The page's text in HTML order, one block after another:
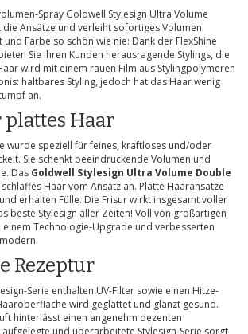
Spray Goldwell Stylesign Ultra Volume
Ansätze und verleiht sofortiges Volumen.
und Farbe so schön wie nie: Dank der FlexShine
Sie Ihren Kunden herausragende Stylings, die
wird mit einem rauen Film aus Stylingpolymeren
haltbares Styling, jedoch hat das Haar wenig
an.
Haar
wurde speziell für feines, kraftloses und/oder
Sie schenkt beeindruckende Volumen und
Das Goldwell Stylesign Ultra Volume Double
Haar vom Ansatz an. Platte Haaransätze
erhalten Fülle. Die Frisur wirkt insgesamt voller
beste Stylesign aller Zeiten! Voll von großartigen
Technologie-Upgrade und verbesserten
Rezeptur
Serie enthalten UV-Filter sowie einen Hitze-
wird geglättet und glänzt gesund.
hinterlässt einen angenehm dezenten
aufgelegte und überarbeitete Stylesign-Serie sorgt